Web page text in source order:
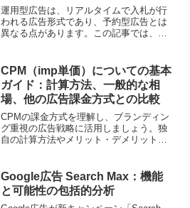
運用型広告は、リアルタイムで入札が行
われる広告形式であり、予約型広告とは
異なる点があります。この記事では、運
CPM（imp単価）についての基本
ガイド：計算方法、一般的な相
場、他の広告課金方式との比較
CPMの課金方式を理解し、ブランディン
グ重視の広告戦略に活用しましょう。独
自の計算方法やメリット・デメリットを
Google広告 Search Max：機能
と可能性の包括的分析